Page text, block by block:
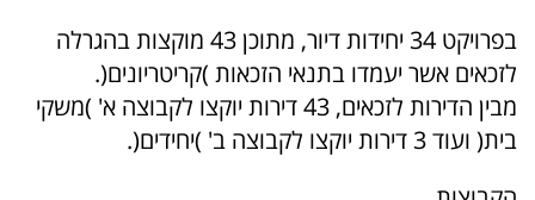
בפרויקט 34 יחידות דיור, מתוכן 43 מוקצות בהגרלה
לזכאים אשר יעמדו בתנאי הזכאות )קריטריונים(.
מבין הדירות לזכאים, 43 דירות יוקצו לקבוצה א' )משקי
בית( ועוד 3 דירות יוקצו לקבוצה ב' )יחידים(.